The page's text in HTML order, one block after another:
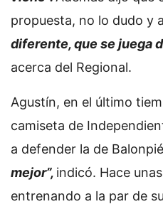
propuesta, no lo dudo y
diferente, que se juega
acerca del Regional.
Agustín, en el último
camiseta de
a defender la de
mejor”, indicó. Hace
entrenando a la par de